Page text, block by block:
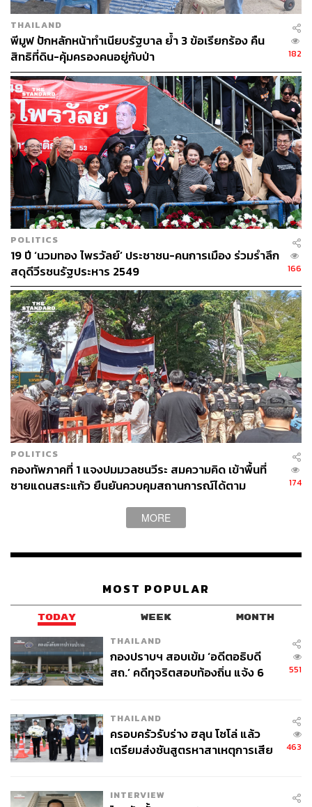
THAILAND
พีมูฟ ปักหลักหน้าทำเนียบรัฐบาล ย้ำ 3 ข้อเรียกร้อง คืน
สิทธิที่ดิน-คุ้มครองคนอยู่กับป่า
182
POLITICS
19 ปี ‘นวมทอง ไพรวัลย์’ ประชาชน-คนการเมือง ร่วมรำลึก
สดุดีวีรชนรัฐประหาร 2549
166
POLITICS
กองทัพภาคที่ 1 แจงปมมวลชนวีระ สมความคิด เข้าพื้นที่
ชายแดนสระแก้ว ยืนยันควบคุมสถานการณ์ได้ตาม
174
MORE
MOST POPULAR
TODAY WEEK MONTH
THAILAND
กองปราบฯ สอบเข้ม ‘อดีตอธิบดี
สถ.’ คดีทุจริตสอบท้องถิ่น แจ้ง 6
551
THAILAND
ครอบครัวรับร่าง ฮลุน โซโล่ แล้ว
เตรียมส่งชันสูตรหาสาเหตุการเสีย
463
INTERVIEW